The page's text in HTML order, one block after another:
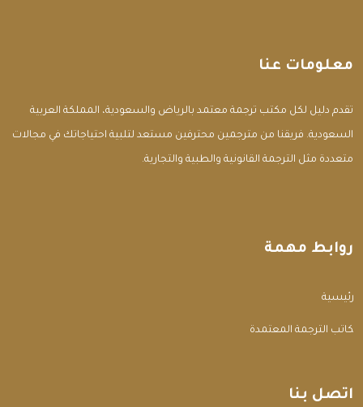
معلومات عنا
تقدم دليل لكل مكتب ترجمة معتمد بالرياض والسعودية، المملكة العربية
السعودية. فريقنا من مترجمين محترفين مستعد لتلبية احتياجاتك في مجالات
متعددة مثل الترجمة القانونية والطبية والتجارية.
روابط مهمة
الرئيسية
مكاتب الترجمة المعتمدة
اتصل بنا